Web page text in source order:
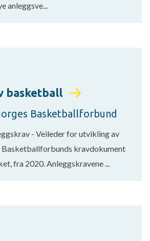
anleggsve...
basketball
Basketballforbund
- Veileder for utvikling av
Basketballforbunds kravdokument
fra 2020. Anleggskravene ...